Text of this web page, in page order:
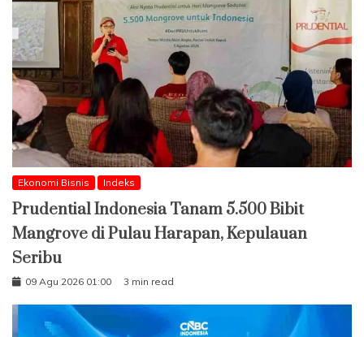
Ekonomi Bisnis Indeks
Prudential Indonesia Tanam 5.500 Bibit
Mangrove di Pulau Harapan, Kepulauan
Seribu
09 Agu 2026 01:00 3 min read